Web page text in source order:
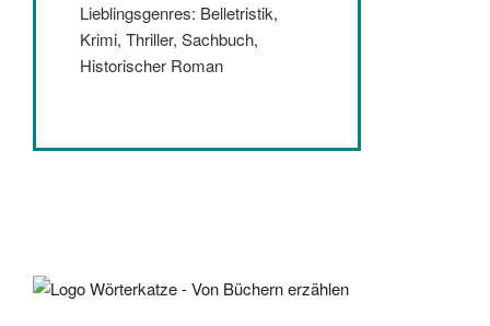
Lieblingsgenres: Belletristik,
Krimi, Thriller, Sachbuch,
Historischer Roman